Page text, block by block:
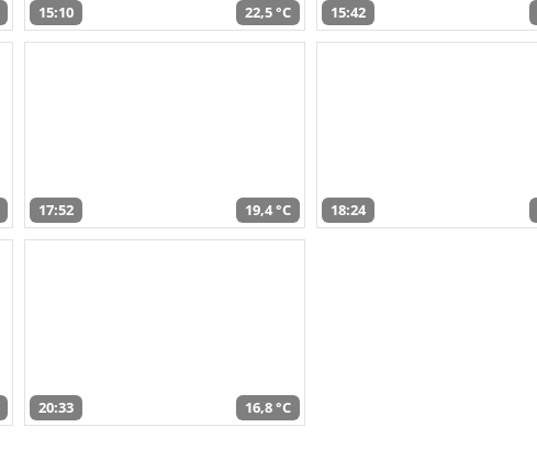
15:10 22,5 °C 15:42
17:52 19,4 °C 18:24
20:33 16,8 °C